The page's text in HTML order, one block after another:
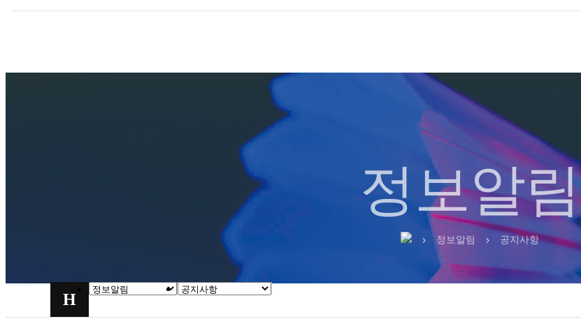
정보알림
chevron_right 정보알림 chevron_right 공지사항
H